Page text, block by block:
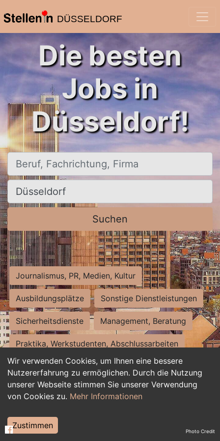
DÜSSELDORF
Wir verwenden Cookies, um Ihnen eine bessere
Nutzererfahrung zu ermöglichen. Durch die Nutzung
unserer Webseite stimmen Sie unserer Verwendung
von Cookies zu. Mehr Informationen
Zustimmen
Die besten
Jobs in
Düsseldorf!
Beruf, Fachrichtung, Firma
Ort, Stadt
Suchen
Journalismus, PR, Medien, Kultur
Ausbildungsplätze Sonstige Dienstleistungen
Sicherheitsdienste Management, Beratung
Praktika, Werkstudenten, Abschlussarbeiten
Personalwesen Assistenz, Sekretariat
Hilfskräfte, Aushilfs- und Nebenjobs
Weiterbildung, Studium, duale Ausbildung Photo Credit